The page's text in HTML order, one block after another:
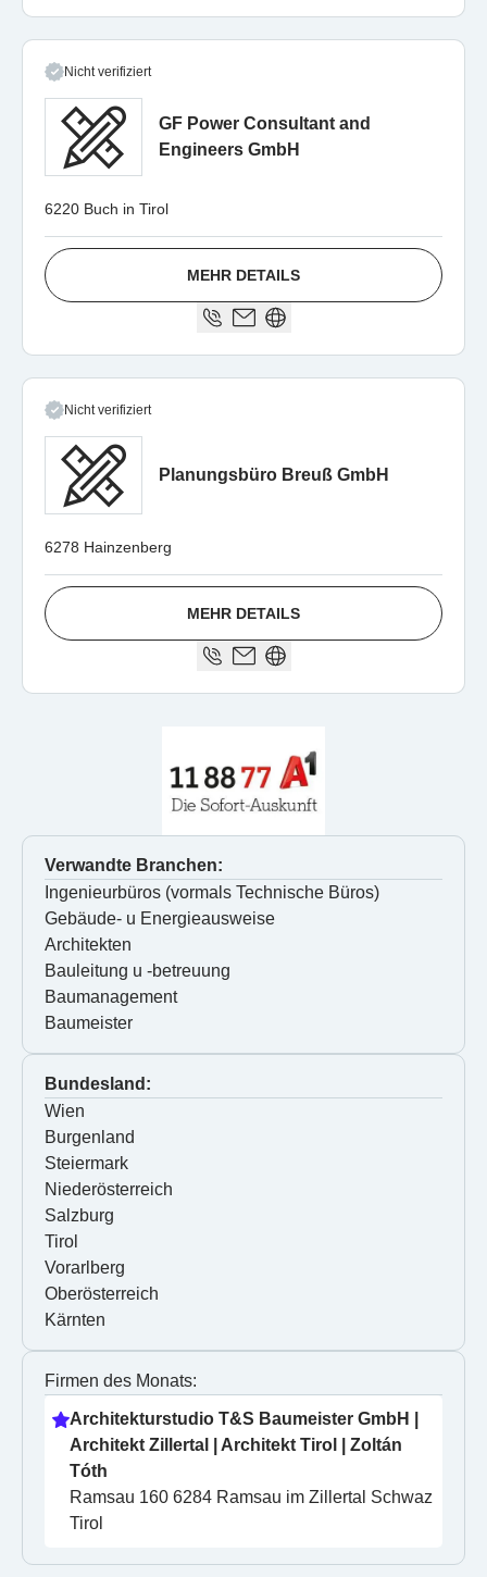
Nicht verifiziert
GF Power Consultant and
Engineers GmbH
6220 Buch in Tirol
MEHR DETAILS
Nicht verifiziert
Planungsbüro Breuß GmbH
6278 Hainzenberg
MEHR DETAILS
Verwandte Branchen:
Ingenieurbüros (vormals Technische Büros)
Gebäude- u Energieausweise
Architekten
Bauleitung u -betreuung
Baumanagement
Baumeister
Bundesland:
Wien
Burgenland
Steiermark
Niederösterreich
Salzburg
Tirol
Vorarlberg
Oberösterreich
Kärnten
Firmen des Monats:
Architekturstudio T&S Baumeister GmbH |
Architekt Zillertal | Architekt Tirol | Zoltán
Tóth
Ramsau 160 6284 Ramsau im Zillertal Schwaz
Tirol